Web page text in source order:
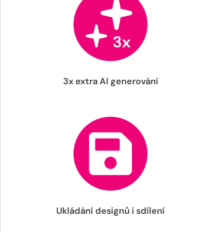
3x extra AI generování
Ukládání designů i sdílení